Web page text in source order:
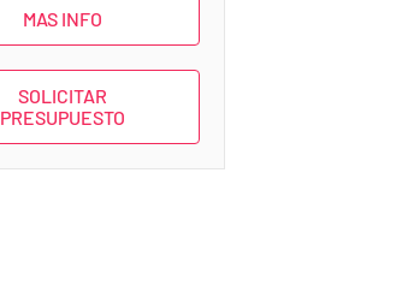
MAS INFO
SOLICITAR
PRESUPUESTO